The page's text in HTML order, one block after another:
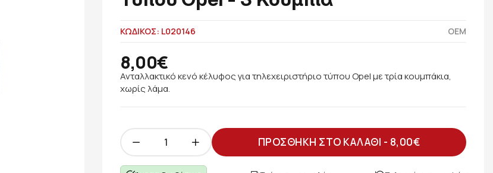
ΚΩΔΙΚΟΣ: L020146 OEM
8,00€
Ανταλλακτικό κενό κέλυφος για τηλεχειριστήριο τύπου Opel με τρία κουμπάκια,
χωρίς λάμα.
ΠΡΟΣΘΗΚΗ ΣΤΟ ΚΑΛΑΘΙ - 8,00€